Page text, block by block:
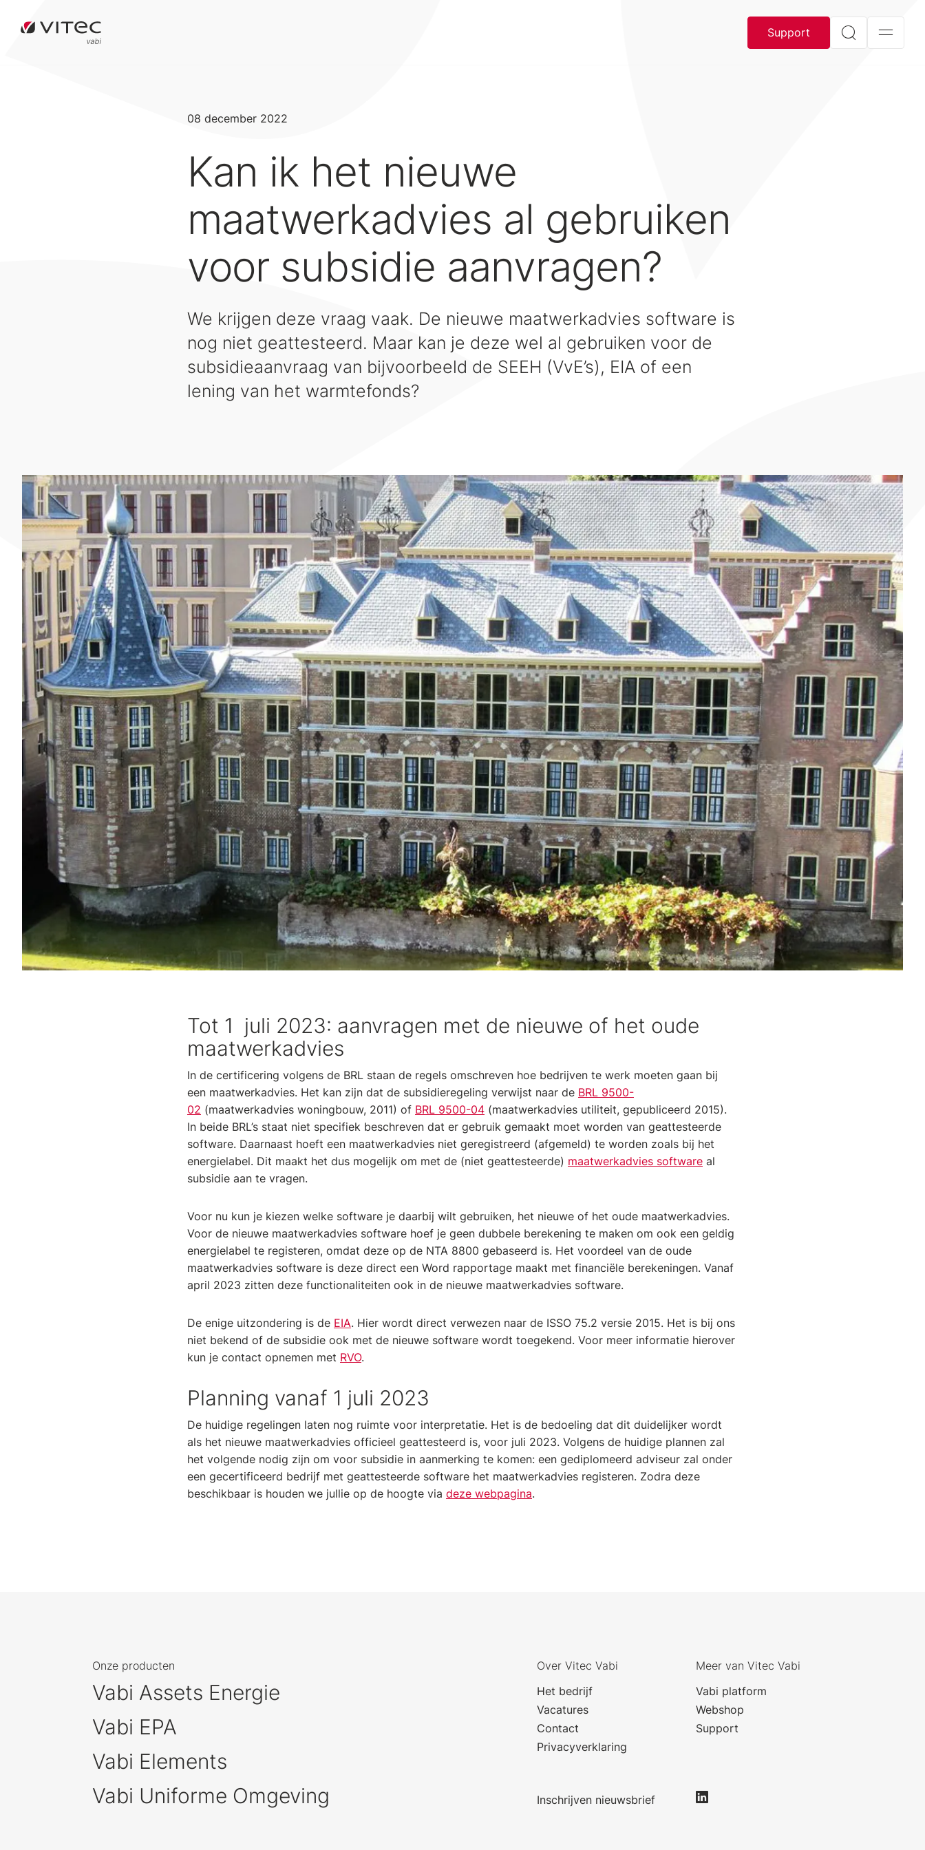
Support
08 december 2022
Kan ik het nieuwe
maatwerkadvies al gebruiken
voor subsidie aanvragen?
We krijgen deze vraag vaak. De nieuwe maatwerkadvies software is
nog niet geattesteerd. Maar kan je deze wel al gebruiken voor de
subsidieaanvraag van bijvoorbeeld de SEEH (VvE’s), EIA of een
lening van het warmtefonds?
Tot 1 juli 2023: aanvragen met de nieuwe of het oude
maatwerkadvies
In de certificering volgens de BRL staan de regels omschreven hoe bedrijven te werk moeten gaan bij
een maatwerkadvies. Het kan zijn dat de subsidieregeling verwijst naar de BRL 9500-
02 (maatwerkadvies woningbouw, 2011) of BRL 9500-04 (maatwerkadvies utiliteit, gepubliceerd 2015).
In beide BRL’s staat niet specifiek beschreven dat er gebruik gemaakt moet worden van geattesteerde
software. Daarnaast hoeft een maatwerkadvies niet geregistreerd (afgemeld) te worden zoals bij het
energielabel. Dit maakt het dus mogelijk om met de (niet geattesteerde) maatwerkadvies software al
subsidie aan te vragen.
Voor nu kun je kiezen welke software je daarbij wilt gebruiken, het nieuwe of het oude maatwerkadvies.
Voor de nieuwe maatwerkadvies software hoef je geen dubbele berekening te maken om ook een geldig
energielabel te registeren, omdat deze op de NTA 8800 gebaseerd is. Het voordeel van de oude
maatwerkadvies software is deze direct een Word rapportage maakt met financiële berekeningen. Vanaf
april 2023 zitten deze functionaliteiten ook in de nieuwe maatwerkadvies software.
De enige uitzondering is de EIA. Hier wordt direct verwezen naar de ISSO 75.2 versie 2015. Het is bij ons
niet bekend of de subsidie ook met de nieuwe software wordt toegekend. Voor meer informatie hierover
kun je contact opnemen met RVO.
Planning vanaf 1 juli 2023
De huidige regelingen laten nog ruimte voor interpretatie. Het is de bedoeling dat dit duidelijker wordt
als het nieuwe maatwerkadvies officieel geattesteerd is, voor juli 2023. Volgens de huidige plannen zal
het volgende nodig zijn om voor subsidie in aanmerking te komen: een gediplomeerd adviseur zal onder
een gecertificeerd bedrijf met geattesteerde software het maatwerkadvies registeren. Zodra deze
beschikbaar is houden we jullie op de hoogte via deze webpagina.
Onze producten
Vabi Assets Energie
Vabi EPA
Vabi Elements
Vabi Uniforme Omgeving
Over Vitec Vabi
Het bedrijf
Vacatures
Contact
Privacyverklaring
Meer van Vitec Vabi
Vabi platform
Webshop
Support
Inschrijven nieuwsbrief